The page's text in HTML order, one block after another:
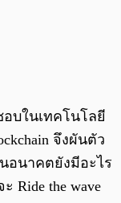
อบในเทคโนโลยี
จึงผันตัว
อนาคตยังมีอะไร
Ride the wave